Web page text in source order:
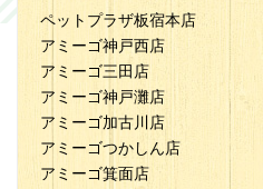
ペットプラザ板宿本店
アミーゴ神戸西店
アミーゴ三田店
アミーゴ神戸灘店
アミーゴ加古川店
アミーゴつかしん店
アミーゴ箕面店